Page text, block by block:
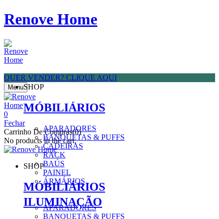
Renove Home
SHOP
MÓBILIÁRIOS
APARADORES
BANQUETAS & PUFFS
CADEIRAS
RACK
BAÚS
PAINEL
ÁRMÁRIOS
ILUMINAÇÃO
QUER VENDER? CLIQUE AQUI
Menu
0
Fechar
Carrinho De Compras(0)
No products in the cart.
SHOP
MÓBILIÁRIOS
APARADORES
BANQUETAS & PUFFS